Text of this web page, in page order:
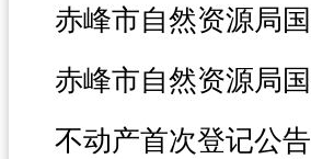
不动产首次登记公告